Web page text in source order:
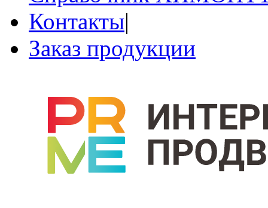
Контакты|
Заказ продукции